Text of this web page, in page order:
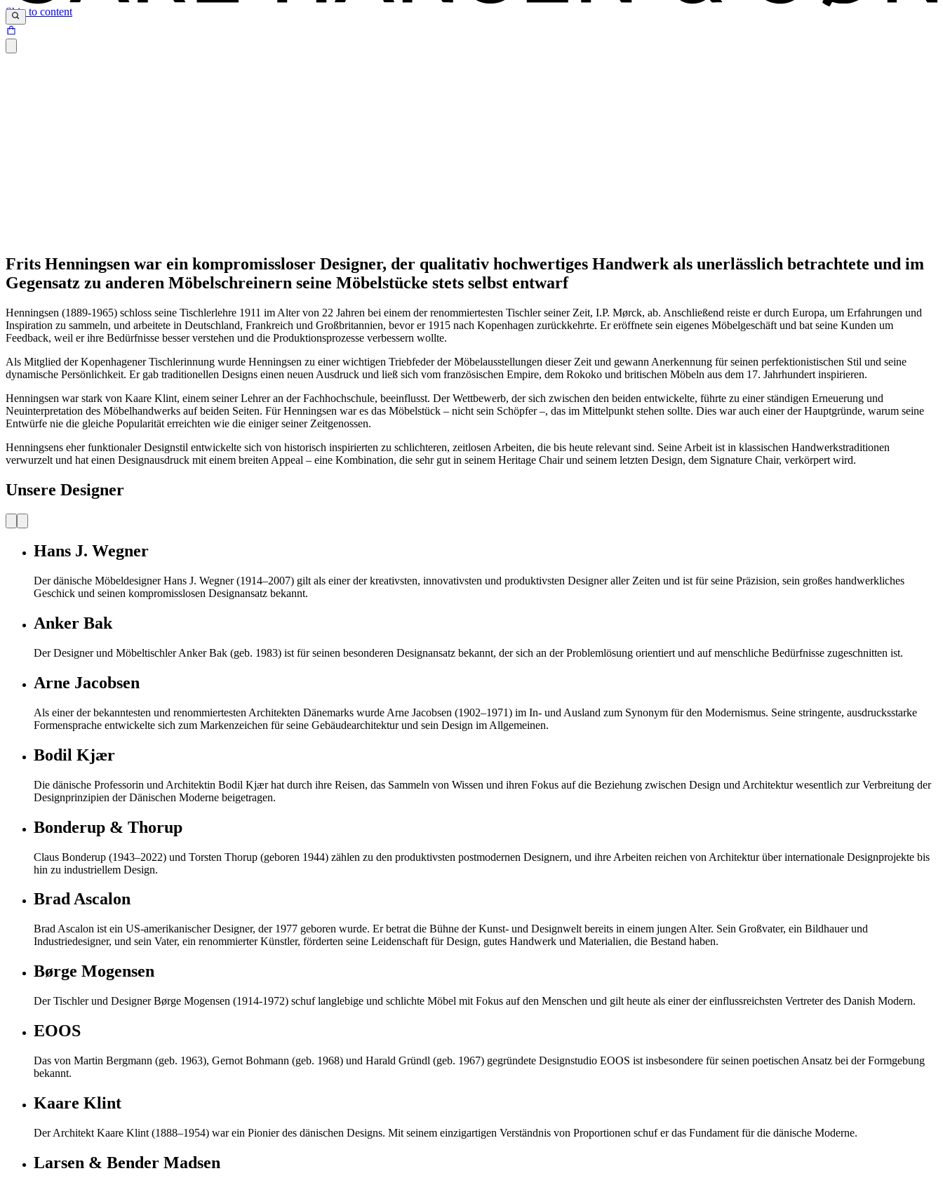
Skip to content
Klassische Designs mit exzellenter Handwerkskunst
Frits Henningsen war ein kompromissloser Designer, der qualitativ hochwertiges Handwerk als unerlässlich betrachtete und im
Gegensatz zu anderen Möbelschreinern seine Möbelstücke stets selbst entwarf
Henningsen (1889-1965) schloss seine Tischlerlehre 1911 im Alter von 22 Jahren bei einem der renommiertesten Tischler seiner Zeit, I.P. Mørck, ab. Anschließend reiste er durch Europa, um Erfahrungen und
Inspiration zu sammeln, und arbeitete in Deutschland, Frankreich und Großbritannien, bevor er 1915 nach Kopenhagen zurückkehrte. Er eröffnete sein eigenes Möbelgeschäft und bat seine Kunden um
Feedback, weil er ihre Bedürfnisse besser verstehen und die Produktionsprozesse verbessern wollte.
Als Mitglied der Kopenhagener Tischlerinnung wurde Henningsen zu einer wichtigen Triebfeder der Möbelausstellungen dieser Zeit und gewann Anerkennung für seinen perfektionistischen Stil und seine
dynamische Persönlichkeit. Er gab traditionellen Designs einen neuen Ausdruck und ließ sich vom französischen Empire, dem Rokoko und britischen Möbeln aus dem 17. Jahrhundert inspirieren.
Henningsen war stark von Kaare Klint, einem seiner Lehrer an der Fachhochschule, beeinflusst. Der Wettbewerb, der sich zwischen den beiden entwickelte, führte zu einer ständigen Erneuerung und
Neuinterpretation des Möbelhandwerks auf beiden Seiten. Für Henningsen war es das Möbelstück – nicht sein Schöpfer –, das im Mittelpunkt stehen sollte. Dies war auch einer der Hauptgründe, warum seine
Entwürfe nie die gleiche Popularität erreichten wie die einiger seiner Zeitgenossen.
Henningsens eher funktionaler Designstil entwickelte sich von historisch inspirierten zu schlichteren, zeitlosen Arbeiten, die bis heute relevant sind. Seine Arbeit ist in klassischen Handwerkstraditionen
verwurzelt und hat einen Designausdruck mit einem breiten Appeal – eine Kombination, die sehr gut in seinem Heritage Chair und seinem letzten Design, dem Signature Chair, verkörpert wird.
Unsere Designer
Hans J. Wegner
Der dänische Möbeldesigner Hans J. Wegner (1914–2007) gilt als einer der kreativsten, innovativsten und produktivsten Designer aller Zeiten und ist für seine Präzision, sein großes handwerkliches
Geschick und seinen kompromisslosen Designansatz bekannt.
Anker Bak
Der Designer und Möbeltischler Anker Bak (geb. 1983) ist für seinen besonderen Designansatz bekannt, der sich an der Problemlösung orientiert und auf menschliche Bedürfnisse zugeschnitten ist.
Arne Jacobsen
Als einer der bekanntesten und renommiertesten Architekten Dänemarks wurde Arne Jacobsen (1902–1971) im In- und Ausland zum Synonym für den Modernismus. Seine stringente, ausdrucksstarke
Formensprache entwickelte sich zum Markenzeichen für seine Gebäudearchitektur und sein Design im Allgemeinen.
Bodil Kjær
Die dänische Professorin und Architektin Bodil Kjær hat durch ihre Reisen, das Sammeln von Wissen und ihren Fokus auf die Beziehung zwischen Design und Architektur wesentlich zur Verbreitung der
Designprinzipien der Dänischen Moderne beigetragen.
Bonderup & Thorup
Claus Bonderup (1943–2022) und Torsten Thorup (geboren 1944) zählen zu den produktivsten postmodernen Designern, und ihre Arbeiten reichen von Architektur über internationale Designprojekte bis
hin zu industriellem Design.
Brad Ascalon
Brad Ascalon ist ein US-amerikanischer Designer, der 1977 geboren wurde. Er betrat die Bühne der Kunst- und Designwelt bereits in einem jungen Alter. Sein Großvater, ein Bildhauer und
Industriedesigner, und sein Vater, ein renommierter Künstler, förderten seine Leidenschaft für Design, gutes Handwerk und Materialien, die Bestand haben.
Børge Mogensen
Der Tischler und Designer Børge Mogensen (1914-1972) schuf langlebige und schlichte Möbel mit Fokus auf den Menschen und gilt heute als einer der einflussreichsten Vertreter des Danish Modern.
EOOS
Das von Martin Bergmann (geb. 1963), Gernot Bohmann (geb. 1968) und Harald Gründl (geb. 1967) gegründete Designstudio EOOS ist insbesondere für seinen poetischen Ansatz bei der Formgebung
bekannt.
Kaare Klint
Der Architekt Kaare Klint (1888–1954) war ein Pionier des dänischen Designs. Mit seinem einzigartigen Verständnis von Proportionen schuf er das Fundament für die dänische Moderne.
Larsen & Bender Madsen